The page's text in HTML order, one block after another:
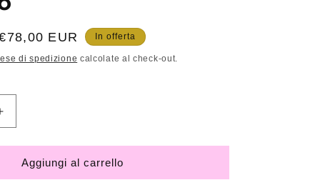
EUR In offerta
di spedizione calcolate al check-out.
Aumenta
Collana
Aggiungi al carrello